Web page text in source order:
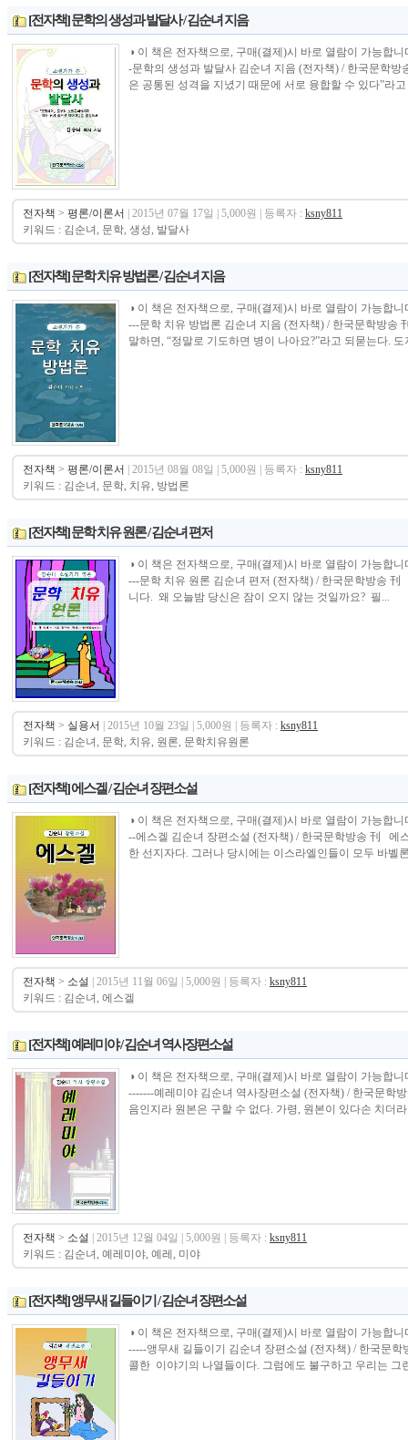
[전자책] 문학의 생성과 발달사 / 김순녀 지음
◑ 이 책은 전자책으로, 구매(결제)시 바로 열람이 가능합
-문학의 생성과 발달사 김순녀 지음 (전자책) / 한국문학
은 공통된 성격을 지녔기 때문에 서로 융합할 수 있다”라
전자책 > 평론/이론서 | 2015년 07월 17일 | 5,000원 | 등록자 : ksny811
키워드 : 김순녀, 문학, 생성, 발달사
[전자책] 문학 치유 방법론 / 김순녀 지음
◑ 이 책은 전자책으로, 구매(결제)시 바로 열람이 가능합
---문학 치유 방법론 김순녀 지음 (전자책) / 한국문학방송
말하면, “정말로 기도하면 병이 나아요?”라고 되묻는다.
전자책 > 평론/이론서 | 2015년 08월 08일 | 5,000원 | 등록자 : ksny811
키워드 : 김순녀, 문학, 치유, 방법론
[전자책] 문학 치유 원론 / 김순녀 편저
◑ 이 책은 전자책으로, 구매(결제)시 바로 열람이 가능합
---문학 치유 원론 김순녀 편저 (전자책) / 한국문학방송
니다. 왜 오늘밤 당신은 잠이 오지 않는 것일까요? 필...
전자책 > 실용서 | 2015년 10월 23일 | 5,000원 | 등록자 : ksny811
키워드 : 김순녀, 문학, 치유, 원론, 문학치유원론
[전자책] 에스겔 / 김순녀 장편소설
◑ 이 책은 전자책으로, 구매(결제)시 바로 열람이 가능합
--에스겔 김순녀 장편소설 (전자책) / 한국문학방송 刊 에
한 선지자다. 그러나 당시에는 이스라엘인들이 모두 바벨
전자책 > 소설 | 2015년 11월 06일 | 5,000원 | 등록자 : ksny811
키워드 : 김순녀, 에스겔
[전자책] 예레미야 / 김순녀 역사장편소설
◑ 이 책은 전자책으로, 구매(결제)시 바로 열람이 가능합
-------예레미야 김순녀 역사장편소설 (전자책) / 한국문학
음인지라 원본은 구할 수 없다. 가령, 원본이 있다손 치더
전자책 > 소설 | 2015년 12월 04일 | 5,000원 | 등록자 : ksny811
키워드 : 김순녀, 예레미야, 예레, 미야
[전자책] 앵무새 길들이기 / 김순녀 장편소설
◑ 이 책은 전자책으로, 구매(결제)시 바로 열람이 가능합
-----앵무새 길들이기 김순녀 장편소설 (전자책) / 한국문
콜한 이야기의 나열들이다. 그럼에도 불구하고 우리는 그